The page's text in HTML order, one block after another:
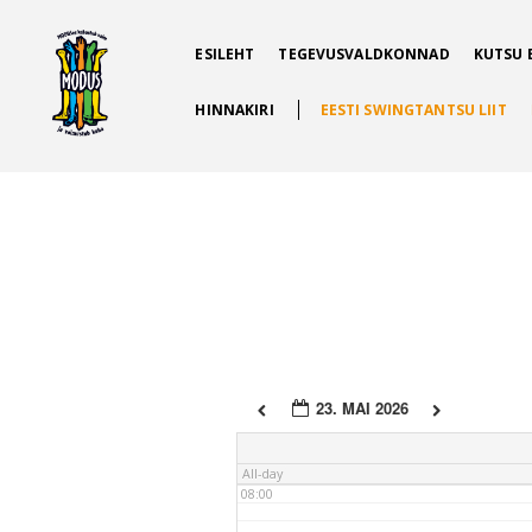
ESILEHT TEGEVUSVALDKONNAD KUTSU
HINNAKIRI EESTI SWINGTANTSU LIIT
23. MAI 2026
All-day
07:00
08:00